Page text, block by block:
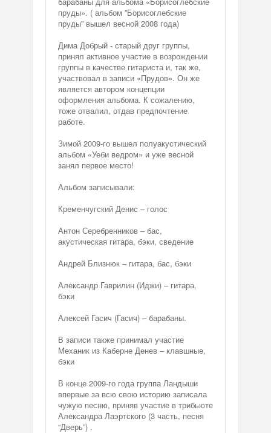
пруды». ( альбом ”Борисоглебские
пруды” вышел весной 2008 года)
Дима Добрый - старый друг группы,
принял активное участие в возрождении
группы в качестве гитариста и, так же,
участвовал в записи «Прудов». Он же
является автором концепции
оформления альбома. К сожалению,
тоже отвалил, отдав предпочтение
работе.
Зимой 2009-го вышел полуакустический
альбом «Уеби ведром» и уже весной
занял первое место!
Альбом записывали:
Кременчугский Денис – голос
Антон Серебренников – бас,
акустическая гитара, бэки, сведение
Андрей Близнюк – гитара, бас, бэки
Александр Гаврилин (Иджи) – гитара,
бэки
Алексей Гасич (Гасич) – барабаны.
В записи также принимал участие
Механик из Каберне Денев – клавшные,
бэки
В конце 2009-го года группа Ландыши
впервые за всю свою историю записала
чужую песню, приняв участие в трибьюте
Александра Лаэртского (3 часть, песня
“Дверь”) .